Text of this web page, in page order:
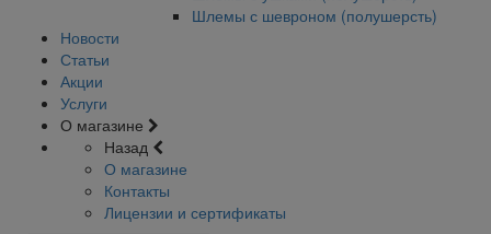
Шлемы с шевроном (полушерсть)
Новости
Статьи
Акции
Услуги
О магазине
Назад
О магазине
Контакты
Лицензии и сертификаты